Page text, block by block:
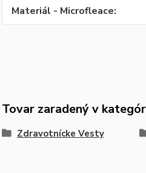
Materiál - Microfleace
Tovar zaradený v
Zdravotnícke Vesty